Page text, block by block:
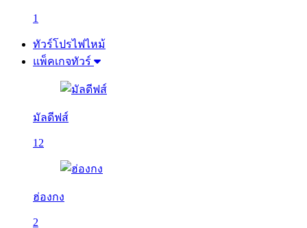
1
ทัวร์โปรไฟไหม้
แพ็คเกจทัวร์
มัลดีฟส์
12
ฮ่องกง
2